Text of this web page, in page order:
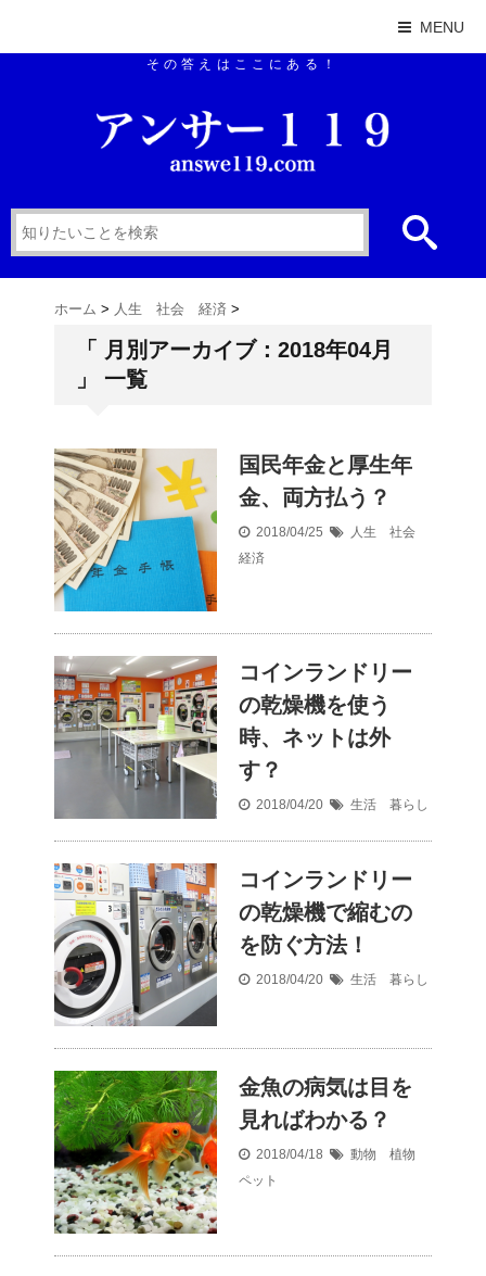
MENU
その答えはここにある！
ホーム > 人生 社会 経済 >
「 月別アーカイブ：2018年04月
」 一覧
国民年金と厚生年
金、両方払う？
2018/04/25
人生 社会
経済
コインランドリー
の乾燥機を使う
時、ネットは外
す？
2018/04/20 生活 暮らし
コインランドリー
の乾燥機で縮むの
を防ぐ方法！
2018/04/20 生活 暮らし
金魚の病気は目を
見ればわかる？
2018/04/18
動物 植物
ペット